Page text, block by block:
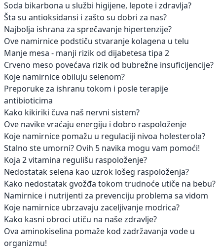
Soda bikarbona u službi higijene, lepote i zdravlja?
Šta su antioksidansi i zašto su dobri za nas?
Najbolja ishrana za sprečavanje hipertenzije?
Ove namirnice podstiču stvaranje kolagena u telu
Manje mesa - manji rizik od dijabetesa tipa 2
Crveno meso povećava rizik od bubrežne insuficijencije?
Koje namirnice obiluju selenom?
Preporuke za ishranu tokom i posle terapije
antibioticima
Kako kikiriki čuva naš nervni sistem?
Ove navike vraćaju energiju i dobro raspoloženje
Koje namirnice pomažu u regulaciji nivoa holesterola?
Stalno ste umorni? Ovih 5 navika mogu vam pomoći!
Koja 2 vitamina regulišu raspoloženje?
Nedostatak selena kao uzrok lošeg raspoloženja?
Kako nedostatak gvožđa tokom trudnoće utiče na bebu?
Namirnice i nutrijenti za prevenciju problema sa vidom
Koje namirnice ubrzavaju zaceljivanje modrica?
Kako kasni obroci utiču na naše zdravlje?
Ova aminokiselina pomaže kod zadržavanja vode u
organizmu!